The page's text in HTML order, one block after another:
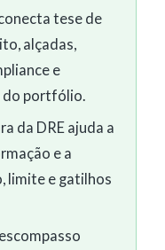
tese de
alçadas,
e
portfólio.
da DRE ajuda a
e a
limite e gatilhos